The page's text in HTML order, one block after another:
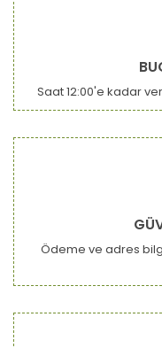
Saat 12:00'e kadar
Ödeme ve adres